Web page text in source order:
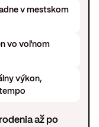
v mestskom
vo voľnom
výkon,
až po